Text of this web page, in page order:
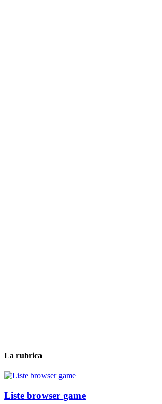
La rubrica
Liste browser game